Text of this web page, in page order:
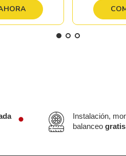
Instalación,
balanceogratis